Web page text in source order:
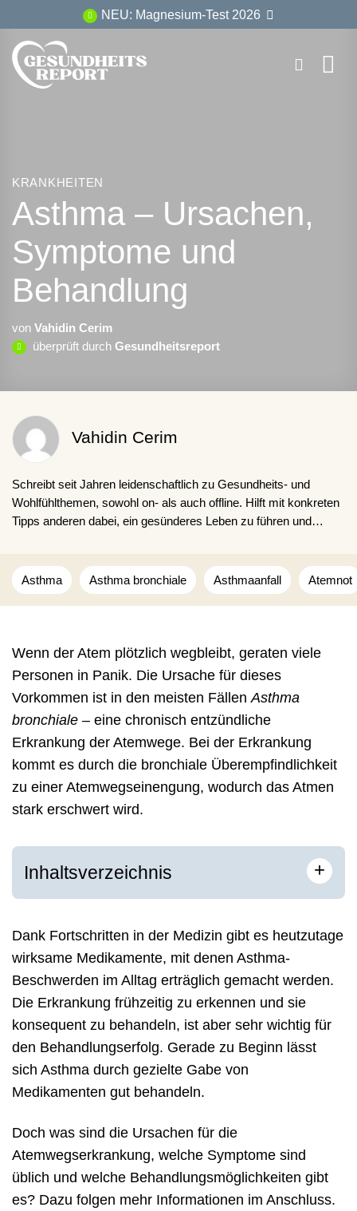
Inhalt
springen
NEU: Magnesium-Test 2026
KRANKHEITEN
Asthma – Ursachen,
Symptome und
Behandlung
von Vahidin Cerim
überprüft durch Gesundheitsreport
Vahidin Cerim
Schreibt seit Jahren leidenschaftlich zu Gesundheits- und
Wohlfühlthemen, sowohl on- als auch offline. Hilft mit konkreten
Tipps anderen dabei, ein gesünderes Leben zu führen und
Asthma
Asthma bronchiale Asthmaanfall Atemnot
Wenn der Atem plötzlich wegbleibt, geraten viele
Personen in Panik. Die Ursache für dieses
Vorkommen ist in den meisten Fällen Asthma
bronchiale – eine chronisch entzündliche
Erkrankung der Atemwege. Bei der Erkrankung
kommt es durch die bronchiale Überempfindlichkeit
zu einer Atemwegseinengung, wodurch das Atmen
stark erschwert wird.
Inhaltsverzeichnis +
Dank Fortschritten in der Medizin gibt es heutzutage
wirksame Medikamente, mit denen Asthma-
Beschwerden im Alltag erträglich gemacht werden.
Die Erkrankung frühzeitig zu erkennen und sie
konsequent zu behandeln, ist aber sehr wichtig für
den Behandlungserfolg. Gerade zu Beginn lässt
sich Asthma durch gezielte Gabe von
Medikamenten gut behandeln.
Doch was sind die Ursachen für die
Atemwegserkrankung, welche Symptome sind
üblich und welche Behandlungsmöglichkeiten gibt
es? Dazu folgen mehr Informationen im Anschluss.